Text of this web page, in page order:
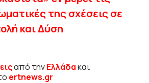
της σχέσεις σε
και Δύση
από τηνΕλλάδακαι
ertnews.gr